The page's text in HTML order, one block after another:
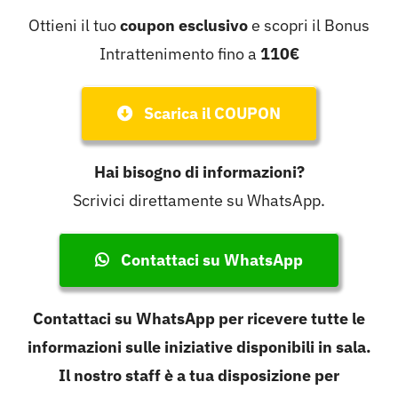
Ottieni il tuocoupon esclusivoe scopri il Bonus
Intrattenimento fino a 110€
Scarica il COUPON
Hai bisogno di informazioni?
Scrivici direttamente su WhatsApp.
Contattaci su WhatsApp
Contattaci su WhatsApp per ricevere tutte le
informazioni sulle iniziative disponibili in sala.
Il nostro staff è a tua disposizione per